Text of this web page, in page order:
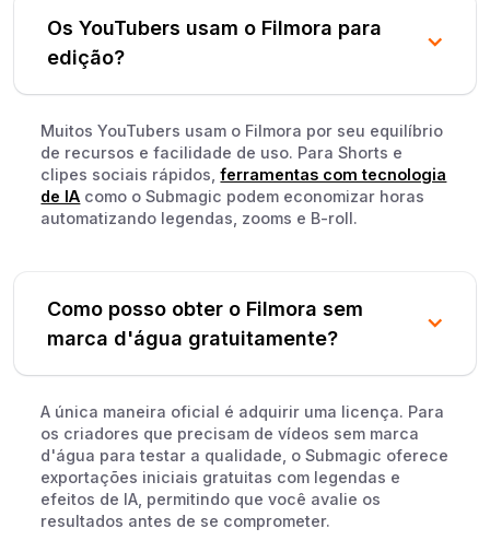
Os YouTubers usam o Filmora para
edição?
Muitos YouTubers usam o Filmora por seu equilíbrio
de recursos e facilidade de uso. Para Shorts e
clipes sociais rápidos,ferramentas com tecnologia
de IA como o Submagic podem economizar horas
automatizando legendas, zooms e B-roll.
Como posso obter o Filmora sem
marca d'água gratuitamente?
A única maneira oficial é adquirir uma licença. Para
os criadores que precisam de vídeos sem marca
d'água para testar a qualidade, o Submagic oferece
exportações iniciais gratuitas com legendas e
efeitos de IA, permitindo que você avalie os
resultados antes de se comprometer.